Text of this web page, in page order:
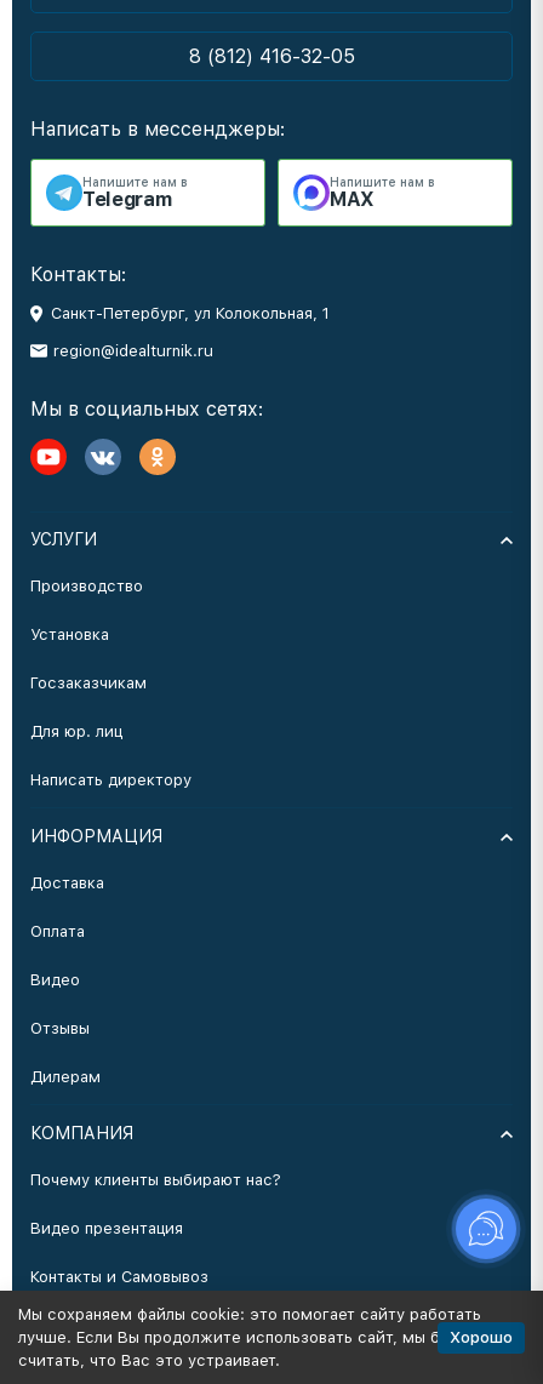
8 (812) 416-32-05
Написать в мессенджеры:
Напишите нам в
Telegram
Напишите нам в
MAX
Контакты:
Санкт-Петербург, ул Колокольная, 1
region@idealturnik.ru
Мы в социальных сетях:
УСЛУГИ
Производство
Установка
Госзаказчикам
Для юр. лиц
Написать директору
ИНФОРМАЦИЯ
Доставка
Оплата
Видео
Отзывы
Дилерам
КОМПАНИЯ
Почему клиенты выбирают нас?
Видео презентация
Контакты и Самовывоз
Производство
Мы сохраняем файлы cookie: это помогает сайту работать
лучше. Если Вы продолжите использовать сайт, мы будем
считать, что Вас это устраивает.
Хорошо